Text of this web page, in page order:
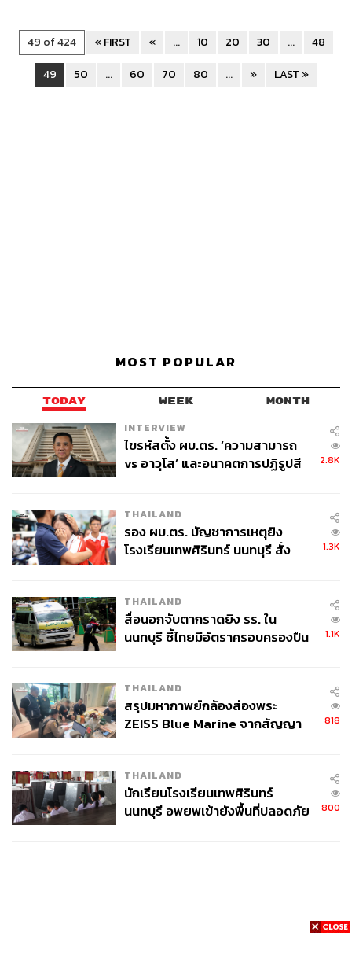
49 of 424 « FIRST « ... 10 20 30 ...
48
49
50 ... 60 70 80 ... » LAST »
MOST POPULAR
TODAY WEEK MONTH
INTERVIEW
ไขรหัสตั้ง ผบ.ตร. ‘ความสามารถ
vs อาวุโส’ และอนาคตการปฏิรูปสี
2.8K
THAILAND
รอง ผบ.ตร. บัญชาการเหตุยิง
โรงเรียนเทพศิรินทร์ นนทบุรี สั่ง
1.3K
THAILAND
สื่อนอกจับตากราดยิง รร. ใน
นนทบุรี ชี้ไทยมีอัตราครอบครองปืน
1.1K
THAILAND
สรุปมหากาพย์กล้องส่องพระ
ZEISS Blue Marine จากสัญญา
จ่ายหนี้-แอบระบุแบรนด์
818
THAILAND
นักเรียนโรงเรียนเทพศิรินทร์
นนทบุรี อพยพเข้ายังพื้นที่ปลอดภัย
800